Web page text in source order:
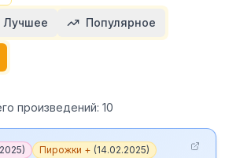
Лучшее Популярное
произведений: 10
) Пирожки + (14.02.2025)